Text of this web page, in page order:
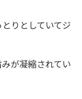
りとしていてジ
が凝縮されてい